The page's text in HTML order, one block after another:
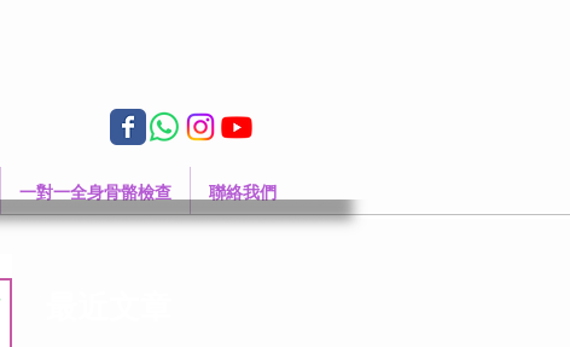
一對一全身骨骼檢查 聯絡我們